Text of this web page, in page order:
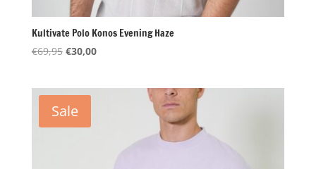
Kultivate Polo Konos Evening Haze
€69,95 Oorspronkelijke
€69,95.
€30,00Huidige
Sale